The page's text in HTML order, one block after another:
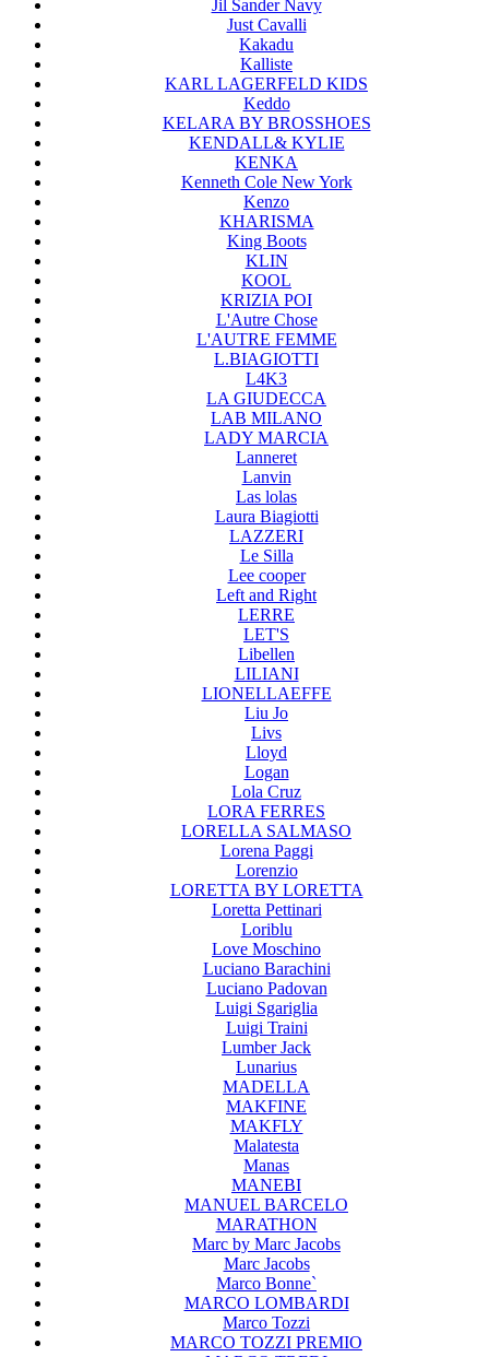
Jil Sander Navy
Just Cavalli
Kakadu
Kalliste
KARL LAGERFELD KIDS
Keddo
KELARA BY BROSSHOES
KENDALL& KYLIE
KENKA
Kenneth Cole New York
Kenzo
KHARISMA
King Boots
KLIN
KOOL
KRIZIA POI
L'Autre Chose
L'AUTRE FEMME
L.BIAGIOTTI
L4K3
LA GIUDECCA
LAB MILANO
LADY MARCIA
Lanneret
Lanvin
Las lolas
Laura Biagiotti
LAZZERI
Le Silla
Lee cooper
Left and Right
LERRE
LET'S
Libellen
LILIANI
LIONELLAEFFE
Liu Jo
Livs
Lloyd
Logan
Lola Cruz
LORA FERRES
LORELLA SALMASO
Lorena Paggi
Lorenzio
LORETTA BY LORETTA
Loretta Pettinari
Loriblu
Love Moschino
Luciano Barachini
Luciano Padovan
Luigi Sgariglia
Luigi Traini
Lumber Jack
Lunarius
MADELLA
MAKFINE
MAKFLY
Malatesta
Manas
MANEBI
MANUEL BARCELO
MARATHON
Marc by Marc Jacobs
Marc Jacobs
Marco Bonne`
MARCO LOMBARDI
Marco Tozzi
MARCO TOZZI PREMIO